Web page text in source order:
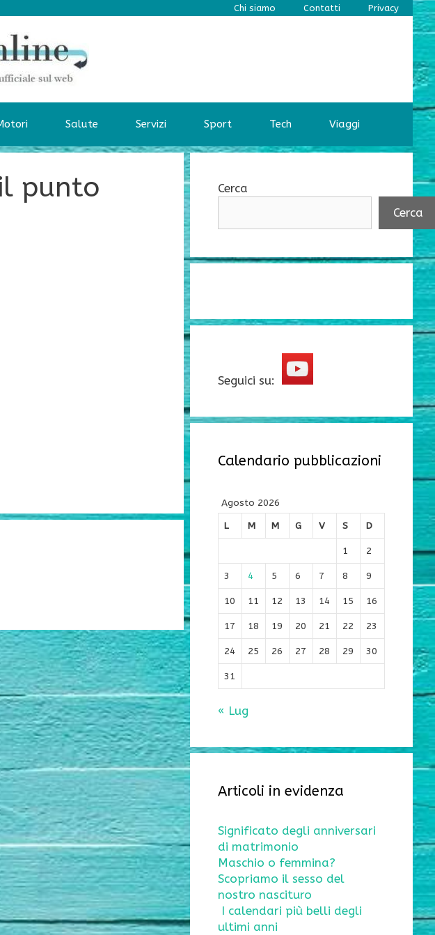
Chi siamo Contatti Privacy
Salute Servizi Sport Tech Viaggi
punto
Cerca
Cerca
Seguici su:
Calendario pubblicazioni
Agosto 2026
L
M M G V S D
1 2
3 4 5 6 7 8 9
10 11 12 13 14 15 16
17 18 19 20 21 22 23
24 25 26 27 28 29 30
31
« Lug
Articoli in evidenza
Significato degli anniversari
di matrimonio
Maschio o femmina?
Scopriamo il sesso del
nostro nascituro
I calendari più belli degli
ultimi anni